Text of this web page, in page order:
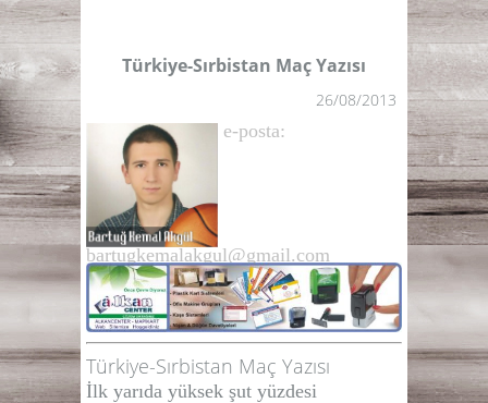
Türkiye-Sırbistan Maç Yazısı
26/08/2013
e-posta:
bartugkemalakgul@gmail.com
Türkiye-Sırbistan Maç Yazısı
İlk yarıda yüksek şut yüzdesi